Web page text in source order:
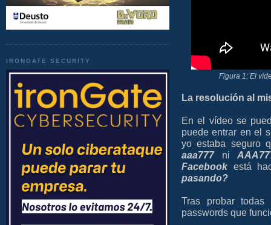
IRONGATE SECURITY
Figura 1: El
La resolución al
En el vídeo se
puede entrar en el
yo estaba seguro
aaa777ni
Facebookestá
pasando?
Tras probar
passwords que